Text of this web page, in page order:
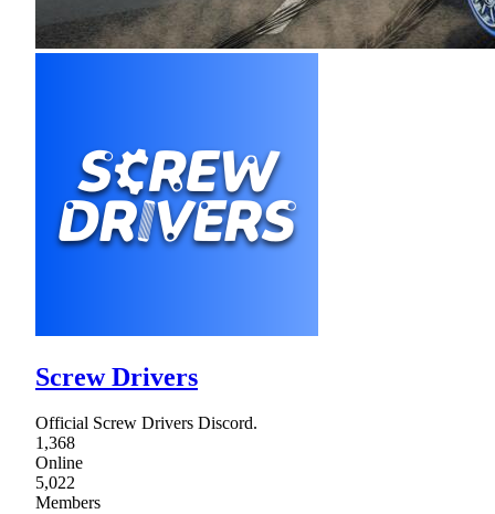
Screw Drivers
Official Screw Drivers Discord.
1,368
Online
5,022
Members